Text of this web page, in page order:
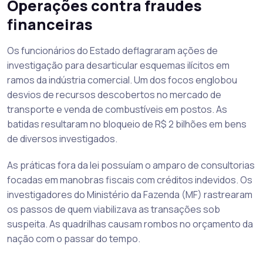
Operações contra fraudes
financeiras
Os funcionários do Estado deflagraram ações de
investigação para desarticular esquemas ilícitos em
ramos da indústria comercial. Um dos focos englobou
desvios de recursos descobertos no mercado de
transporte e venda de combustíveis em postos. As
batidas resultaram no bloqueio de R$ 2 bilhões em bens
de diversos investigados.
As práticas fora da lei possuíam o amparo de consultorias
focadas em manobras fiscais com créditos indevidos. Os
investigadores do Ministério da Fazenda (MF) rastrearam
os passos de quem viabilizava as transações sob
suspeita. As quadrilhas causam rombos no orçamento da
nação com o passar do tempo.